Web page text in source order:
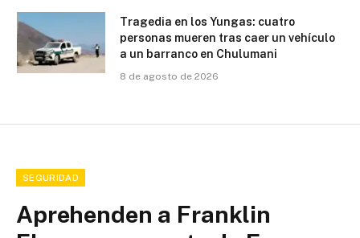
Tragedia en los Yungas: cuatro
personas mueren tras caer un vehículo
a un barranco en Chulumani
8 de agosto de 2026
SEGURIDAD
Aprehenden a Franklin